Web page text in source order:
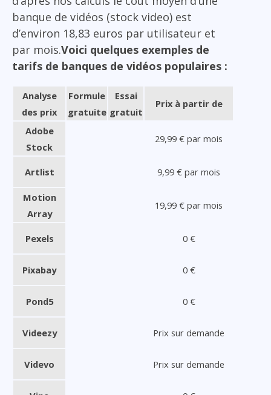
banque de vidéos (stock video) est
d’environ 18,83 euros par utilisateur et
par mois.Voici quelques exemples de
tarifs de banques de vidéos populaires :
Analyse
des prix
Formule
gratuite
Essai
gratuit
Prix à partir de
Adobe
Stock
29,99 € par mois
Artlist 9,99 € par mois
Motion
Array
19,99 € par mois
Pexels 0 €
Pixabay 0 €
Pond5 0 €
Videezy Prix sur demande
Videvo Prix sur demande